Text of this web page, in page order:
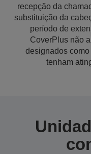
recepção da
substituição da
período de
CoverPlus não
designados
tenham